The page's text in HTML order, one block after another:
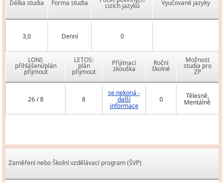
Délka studia Forma studia cizích jazyků Vyučované jazyky
3,0 Denní 0
LONI:
přihlášení/plán
přijmout
LETOS:
plán
přijmout
Přijímací
zkouška
Roční
školné
Možnost
studia pro
ZP
26 / 8 8
se nekoná -
další
informace
0 Tělesně,
Mentálně
Zaměření nebo Školní vzdělávací program (ŠVP)